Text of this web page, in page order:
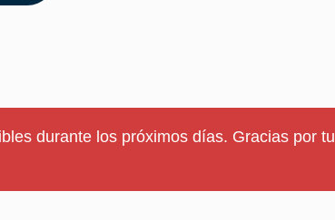
durante los próximos días. Gracias por tu